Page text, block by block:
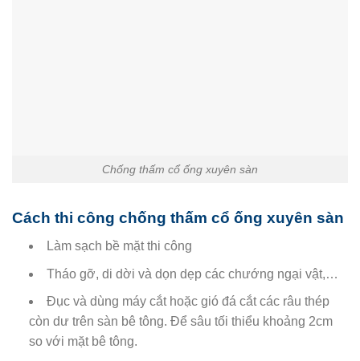
Chống thấm cổ ống xuyên sàn
Cách thi công chống thấm cổ ống xuyên sàn
Làm sạch bề mặt thi công
Tháo gỡ, di dời và dọn dẹp các chướng ngại vật,…
Đục và dùng máy cắt hoặc gió đá cắt các râu thép
còn dư trên sàn bê tông. Để sâu tối thiểu khoảng 2cm
so với mặt bê tông.